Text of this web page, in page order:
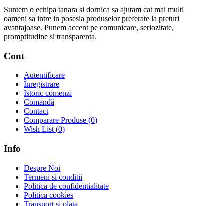
Suntem o echipa tanara si dornica sa ajutam cat mai multi
oameni sa intre in posesia produselor preferate la preturi
avantajoase. Punem accent pe comunicare, seriozitate,
promptitudine si transparenta.
Cont
Autentificare
Înregistrare
Istoric comenzi
Comandă
Contact
Comparare Produse (0)
Wish List (0)
Info
Despre Noi
Termeni si conditii
Politica de confidentialitate
Politica cookies
Transport si plata